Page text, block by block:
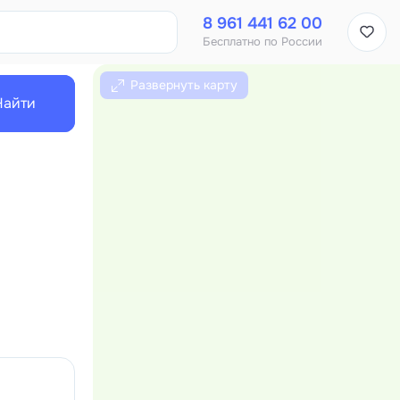
8 961 441 62 00
Бесплатно по России
Развернуть карту